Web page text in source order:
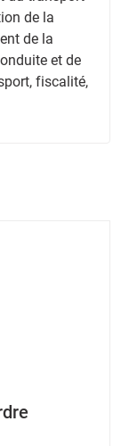
de la
de la
et de
fiscalité,